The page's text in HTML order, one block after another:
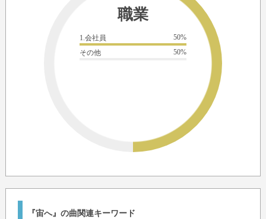
職業
1.会社員
50%
その他
50%
『宙へ』の曲関連キーワード